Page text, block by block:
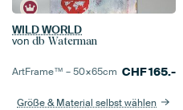
WILD WORLD
von db Waterman
ArtFrame™ –50×65cm CHF165.-
Größe & Material selbst wählen